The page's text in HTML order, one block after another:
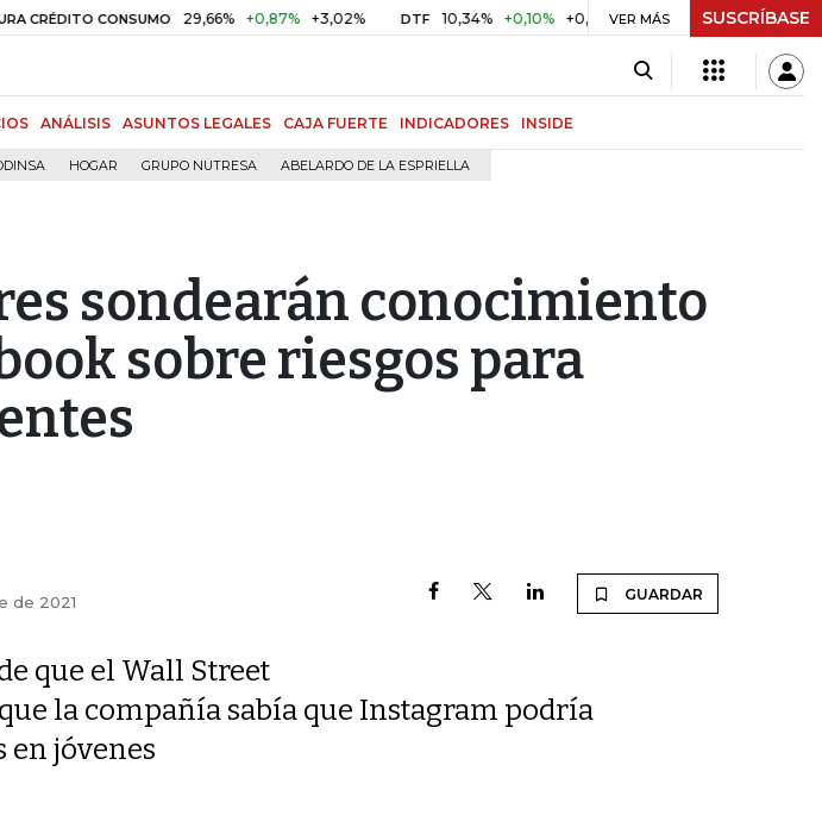
CONSUMO 29,66% +0,87% +3,02% DTF 10,34% +0,10% +0,98% UVR $ 417,01 +$ 0,05 +0,01%
VER MÁS SUSCRÍBASE
ANÁLISIS ASUNTOS LEGALES CAJA FUERTE INDICADORES INSIDE
HOGAR GRUPO NUTRESA ABELARDO DE LA ESPRIELLA
sondearán conocimiento
sobre riesgos para
de 2021 GUARDAR
que el Wall Street
la compañía sabía que Instagram podría
en jóvenes